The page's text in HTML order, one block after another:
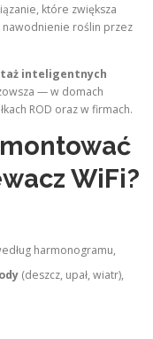
które zwiększa
roślin przez
inteligentnych
— w domach
ROD oraz w firmach.
WiFi?
harmonogramu,
(deszcz, upał, wiatr),